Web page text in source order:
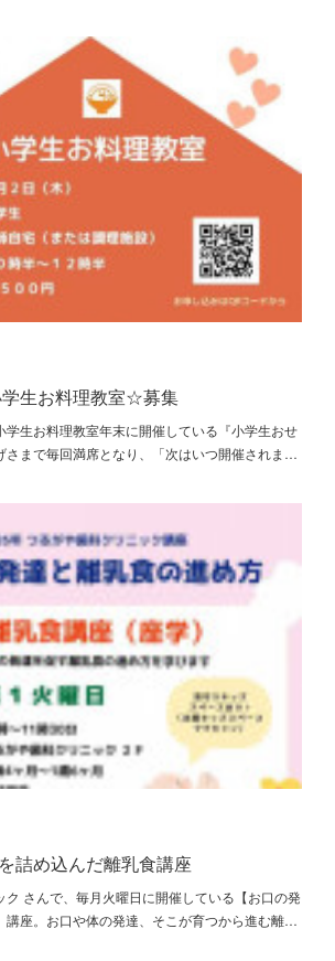
生お料理教室☆募集
学生お料理教室年末に開催している『小学生おせ
さまで毎回満席となり、「次はいつ開催されま…
詰め込んだ離乳食講座
ク さんで、毎月火曜日に開催している【お口の発
講座。お口や体の発達、そこが育つから進む離…